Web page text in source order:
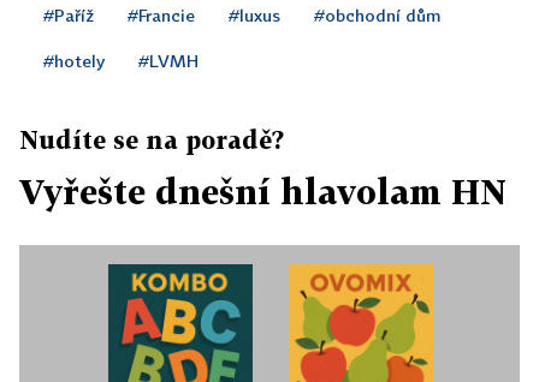
#Paříž #Francie #luxus #obchodní dům
#hotely #LVMH
Nudíte se na poradě?
Vyřešte dnešní hlavolam HN